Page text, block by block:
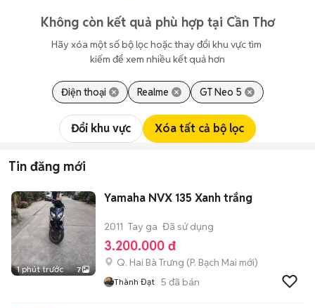
Không còn kết quả phù hợp tại Cần Thơ
Hãy xóa một số bộ lọc hoặc thay đổi khu vực tìm
kiếm để xem nhiều kết quả hơn
Điện thoại Realme GT Neo 5
Đổi khu vực Xóa tất cả bộ lọc
Tin đăng mới
1 phút trước 7
Yamaha NVX 135 Xanh trắng
2011 Tay ga Đã sử dụng
3.200.000 đ
Q. Hai Bà Trưng (P. Bạch Mai mới)
Thành Đạt 5 đã bán